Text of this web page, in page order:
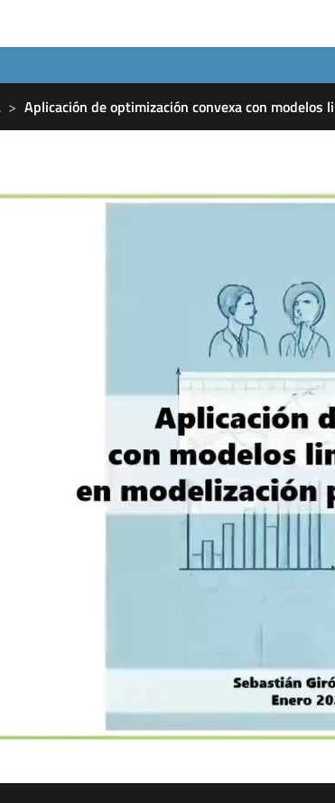
Aplicación de optimización convexa con